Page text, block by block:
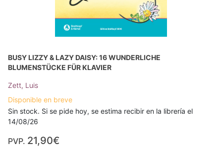
BUSY LIZZY & LAZY DAISY: 16 WUNDERLICHE
BLUMENSTÜCKE FÜR KLAVIER
Zett, Luis
Disponible en breve
Sin stock. Si se pide hoy, se estima recibir en la librería el
14/08/26
PVP. 21,90€